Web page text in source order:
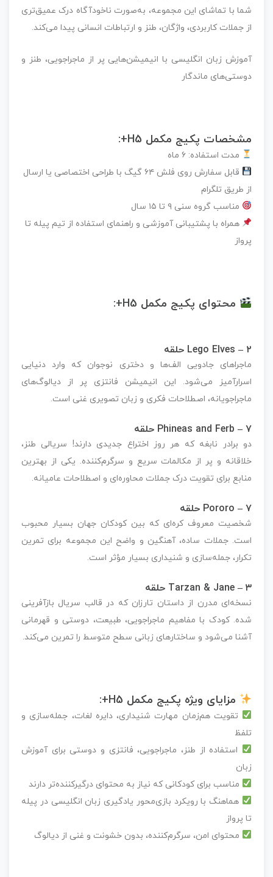
شما با تماشای این مجموعه، به‌صورت ناخودآگاه درک عمیق‌تری
از جملات کاربردی، واژگان، طنز و ارتباطات انسانی پیدا می‌کند.
آموزش زبان انگلیسی با انیمیشن‌هایی پر از ماجراجویی، طنز و
دوستی‌های ماندگار
مشخصات پکیج مکمل H5+:
مدت استفاده: ۶ ماه
قابل سفارش روی فلش ۶۴ گیگ با طراحی اختصاصی یا ارسال
از طریق تلگرام
مناسب گروه سنی ۹ تا ۱۵ سال
همراه با پشتیبانی آموزشی و راهنمای استفاده از تیم پیله تا
محتوای پکیج مکمل H5+:
Lego Elves – ۲ حلقه
ماجراهای جادویی الف‌ها و دختری نوجوان که وارد دنیایی
اسرارآمیز می‌شود. این انیمیشن فانتزی پر از دیالوگ‌های
ماجراجویانه، اصطلاحات فکری و زبان تصویری غنی است.
Phineas and Ferb – ۷ حلقه
دو برادر نابغه که هر روز اختراع جدیدی دارند! سریالی طنز،
خلاقانه و پر از مکالمات سریع و سرگرم‌کننده. یکی از بهترین
منابع برای تقویت درک جملات محاوره‌ای و اصطلاحات عامیانه.
Pororo – ۷ حلقه
شخصیت معروف کره‌ای که بین کودکان جهان بسیار محبوب
است. جملات ساده، آهنگین و واضح این مجموعه برای تمرین
تکرار، جمله‌سازی و شنیداری بسیار مؤثر است.
Tarzan & Jane – ۳ حلقه
نسخه‌ای مدرن از داستان تارزان که در قالب سریال بازآفرینی
شده. کودک با مفاهیم ماجراجویی، طبیعت، دوستی و قهرمانی
آشنا می‌شود و ساختارهای زبانی سطح متوسط را تمرین می‌کند.
مزایای ویژه پکیج مکمل H5+:
تقویت هم‌زمان مهارت شنیداری، دایره لغات، جمله‌سازی و
استفاده از طنز، ماجراجویی، فانتزی و دوستی برای آموزش
مناسب برای کودکانی که نیاز به محتوای درگیرکننده‌تر دارند
هماهنگ با رویکرد بازی‌محور یادگیری زبان انگلیسی در پیله
تا پرواز
محتوای امن، سرگرم‌کننده، بدون خشونت و غنی از دیالوگ